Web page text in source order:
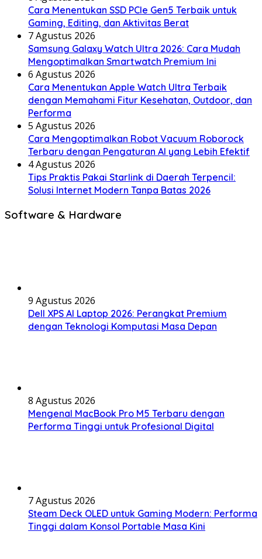
Cara Menentukan SSD PCIe Gen5 Terbaik untuk
Gaming, Editing, dan Aktivitas Berat
7 Agustus 2026
Samsung Galaxy Watch Ultra 2026: Cara Mudah
Mengoptimalkan Smartwatch Premium Ini
6 Agustus 2026
Cara Menentukan Apple Watch Ultra Terbaik
dengan Memahami Fitur Kesehatan, Outdoor, dan
Performa
5 Agustus 2026
Cara Mengoptimalkan Robot Vacuum Roborock
Terbaru dengan Pengaturan AI yang Lebih Efektif
4 Agustus 2026
Tips Praktis Pakai Starlink di Daerah Terpencil:
Solusi Internet Modern Tanpa Batas 2026
Software & Hardware
9 Agustus 2026
Dell XPS AI Laptop 2026: Perangkat Premium
dengan Teknologi Komputasi Masa Depan
8 Agustus 2026
Mengenal MacBook Pro M5 Terbaru dengan
Performa Tinggi untuk Profesional Digital
7 Agustus 2026
Steam Deck OLED untuk Gaming Modern: Performa
Tinggi dalam Konsol Portable Masa Kini